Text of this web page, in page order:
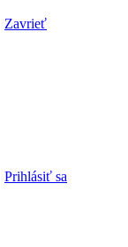
Zavrieť
Prihlásiť sa